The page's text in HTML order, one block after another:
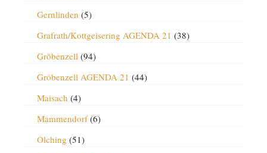
Gernlinden (5)
Grafrath/Kottgeisering AGENDA 21 (38)
Gröbenzell (94)
Gröbenzell AGENDA 21 (44)
Maisach (4)
Mammendorf(6)
Olching (51)